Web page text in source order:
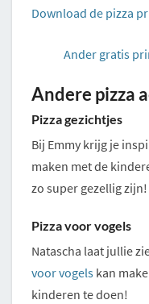
Download de pizza
Ander gratis
Andere pizza
Pizza gezichtjes
Bij Emmy krijg je
maken met de
zo super gezellig zijn!
Pizza voor vogels
Natascha laat jullie
voor vogels kan
kinderen te doen!